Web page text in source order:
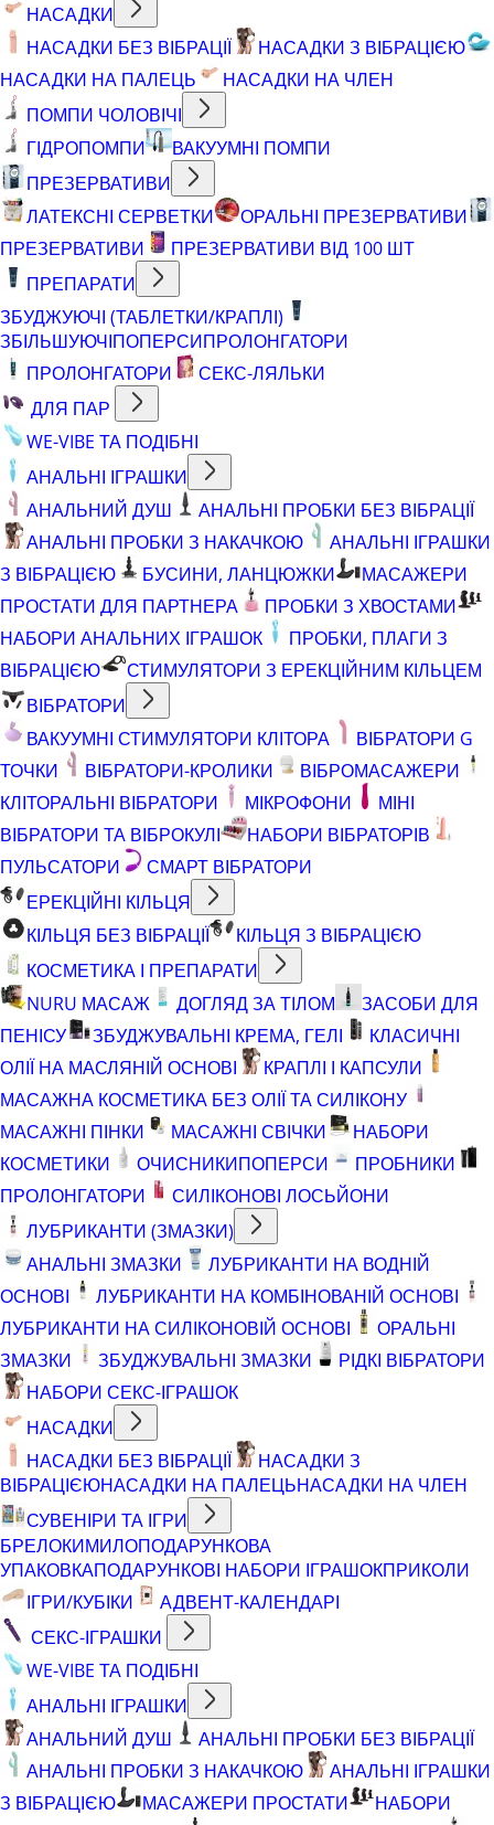
НАСАДКИ
НАСАДКИ БЕЗ ВІБРАЦІЇ
НАСАДКИ З ВІБРАЦІЄЮ
НАСАДКИ НА ПАЛЕЦЬ
НАСАДКИ НА ЧЛЕН
ПОМПИ ЧОЛОВІЧІ
ГІДРОПОМПИ
ВАКУУМНІ ПОМПИ
ПРЕЗЕРВАТИВИ
ЛАТЕКСНІ СЕРВЕТКИ
ОРАЛЬНІ ПРЕЗЕРВАТИВИ
ПРЕЗЕРВАТИВИ
ПРЕЗЕРВАТИВИ ВІД 100 ШТ
ПРЕПАРАТИ
ЗБУДЖУЮЧІ (ТАБЛЕТКИ/КРАПЛІ)
ЗБІЛЬШУЮЧІПОПЕРСИПРОЛОНГАТОРИ
ПРОЛОНГАТОРИ
СЕКС-ЛЯЛЬКИ
ДЛЯ ПАР
WE-VIBE ТА ПОДІБНІ
АНАЛЬНІ ІГРАШКИ
АНАЛЬНИЙ ДУШ
АНАЛЬНІ ПРОБКИ БЕЗ ВІБРАЦІЇ
АНАЛЬНІ ПРОБКИ З НАКАЧКОЮ
АНАЛЬНІ ІГРАШКИ
З ВІБРАЦІЄЮ
БУСИНИ, ЛАНЦЮЖКИ
МАСАЖЕРИ
ПРОСТАТИ ДЛЯ ПАРТНЕРА
ПРОБКИ З ХВОСТАМИ
НАБОРИ АНАЛЬНИХ ІГРАШОК
ПРОБКИ, ПЛАГИ З
ВІБРАЦІЄЮ
СТИМУЛЯТОРИ З ЕРЕКЦІЙНИМ КІЛЬЦЕМ
ВІБРАТОРИ
ВАКУУМНІ СТИМУЛЯТОРИ КЛІТОРА
ВІБРАТОРИ G
ТОЧКИ
ВІБРАТОРИ-КРОЛИКИ
ВІБРОМАСАЖЕРИ
КЛІТОРАЛЬНІ ВІБРАТОРИ
МІКРОФОНИ
МІНІ
ВІБРАТОРИ ТА ВІБРОКУЛІ
НАБОРИ ВІБРАТОРІВ
ПУЛЬСАТОРИ
СМАРТ ВІБРАТОРИ
ЕРЕКЦІЙНІ КІЛЬЦЯ
КІЛЬЦЯ БЕЗ ВІБРАЦІЇ
КІЛЬЦЯ З ВІБРАЦІЄЮ
КОСМЕТИКА І ПРЕПАРАТИ
NURU МАСАЖ
ДОГЛЯД ЗА ТІЛОМ
ЗАСОБИ ДЛЯ
ПЕНІСУ
ЗБУДЖУВАЛЬНІ КРЕМА, ГЕЛІ
КЛАСИЧНІ
ОЛІЇ НА МАСЛЯНІЙ ОСНОВІ
КРАПЛІ І КАПСУЛИ
МАСАЖНА КОСМЕТИКА БЕЗ ОЛІЇ ТА СИЛІКОНУ
МАСАЖНІ ПІНКИ
МАСАЖНІ СВІЧКИ
НАБОРИ
КОСМЕТИКИ
ОЧИСНИКИПОПЕРСИ
ПРОБНИКИ
ПРОЛОНГАТОРИ
СИЛІКОНОВІ ЛОСЬЙОНИ
ЛУБРИКАНТИ (ЗМАЗКИ)
АНАЛЬНІ ЗМАЗКИ
ЛУБРИКАНТИ НА ВОДНІЙ
ОСНОВІ
ЛУБРИКАНТИ НА КОМБІНОВАНІЙ ОСНОВІ
ЛУБРИКАНТИ НА СИЛІКОНОВІЙ ОСНОВІ
ОРАЛЬНІ
ЗМАЗКИ
ЗБУДЖУВАЛЬНІ ЗМАЗКИ
РІДКІ ВІБРАТОРИ
НАБОРИ СЕКС-ІГРАШОК
НАСАДКИ
НАСАДКИ БЕЗ ВІБРАЦІЇ
НАСАДКИ З
ВІБРАЦІЄЮНАСАДКИ НА ПАЛЕЦЬНАСАДКИ НА ЧЛЕН
СУВЕНІРИ ТА ІГРИ
БРЕЛОКИМИЛОПОДАРУНКОВА
УПАКОВКАПОДАРУНКОВІ НАБОРИ ІГРАШОКПРИКОЛИ
ІГРИ/КУБІКИ
АДВЕНТ-КАЛЕНДАРІ
СЕКС-ІГРАШКИ
WE-VIBE ТА ПОДІБНІ
АНАЛЬНІ ІГРАШКИ
АНАЛЬНИЙ ДУШ
АНАЛЬНІ ПРОБКИ БЕЗ ВІБРАЦІЇ
АНАЛЬНІ ПРОБКИ З НАКАЧКОЮ
АНАЛЬНІ ІГРАШКИ
З ВІБРАЦІЄЮ
МАСАЖЕРИ ПРОСТАТИ
НАБОРИ